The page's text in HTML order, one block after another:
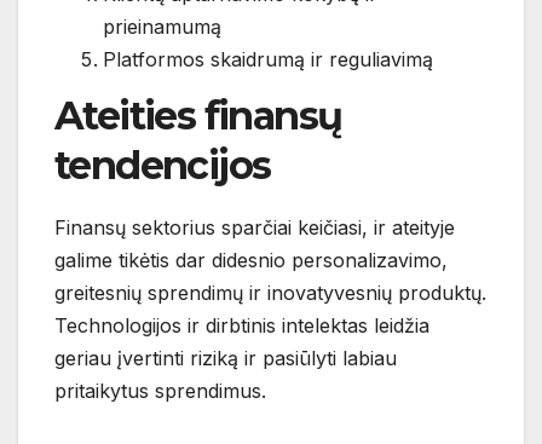
prieinamumą
Platformos skaidrumą ir reguliavimą
Ateities finansų
tendencijos
Finansų sektorius sparčiai keičiasi, ir ateityje
galime tikėtis dar didesnio personalizavimo,
greitesnių sprendimų ir inovatyvesnių produktų.
Technologijos ir dirbtinis intelektas leidžia
geriau įvertinti riziką ir pasiūlyti labiau
pritaikytus sprendimus.